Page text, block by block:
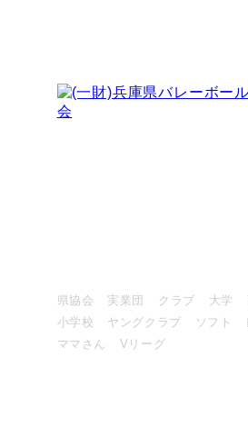
県協会 実業団 クラブ 大学
小学校
ヤングクラブ ソフト
ママさん
Vリーグ